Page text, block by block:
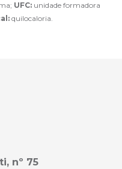
UFC: unidade formadora
quilocaloria.
nº 75